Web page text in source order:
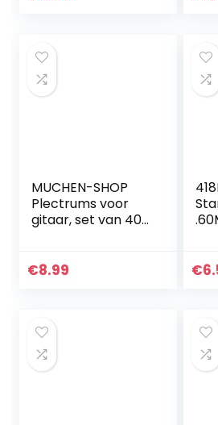
MUCHEN-SHOP
Plectrums voor
gitaar, set van 40
elektrische gitaar,
€8.99 €